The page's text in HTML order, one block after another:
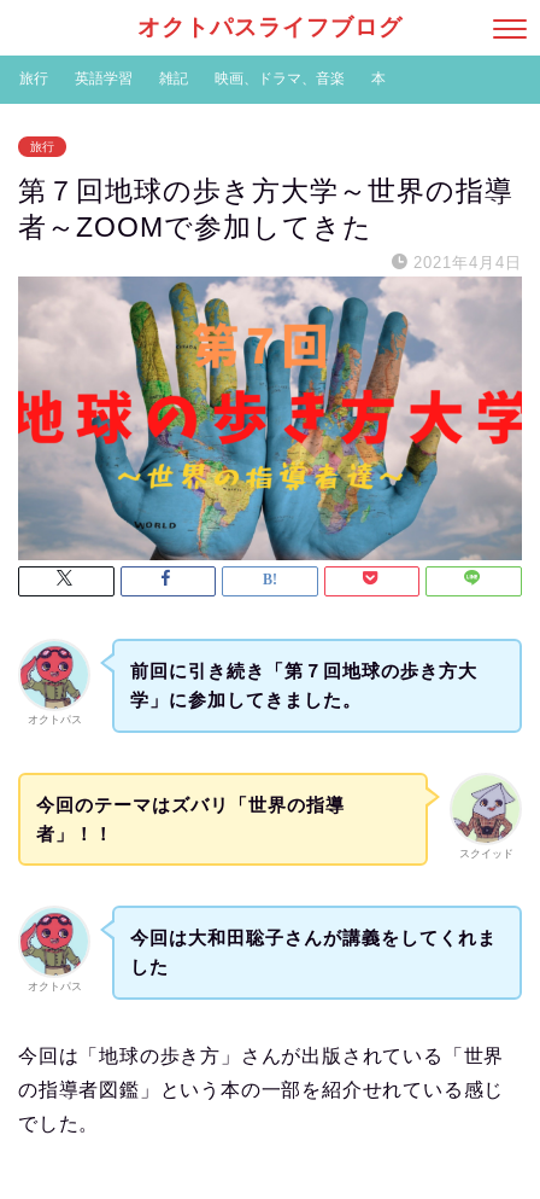
オクトパスライフブログ
旅行 英語学習 雑記 映画、ドラマ、音楽 本
旅行
第７回地球の歩き方大学～世界の指導
者～ZOOMで参加してきた
2021年4月4日
オクトパス
前回に引き続き「第７回地球の歩き方大
学」に参加してきました。
スクイッド
今回のテーマはズバリ「世界の指導
者」！！
オクトパス
今回は大和田聡子さんが講義をしてくれま
した
今回は「地球の歩き方」さんが出版されている「世界
の指導者図鑑」という本の一部を紹介せれている感じ
でした。